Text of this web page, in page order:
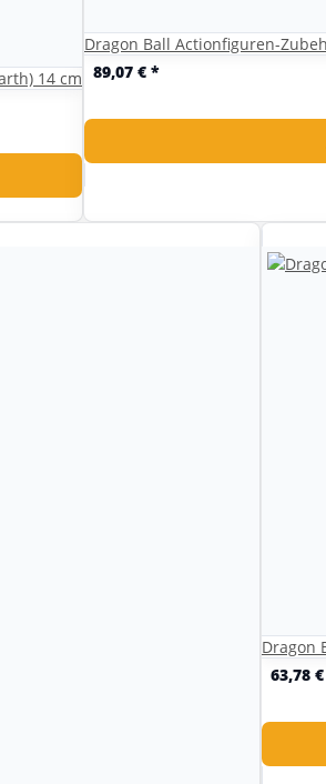
14 cm
Dragon Ball Actionfiguren-
89,07 € *
Dragon
63,78 €